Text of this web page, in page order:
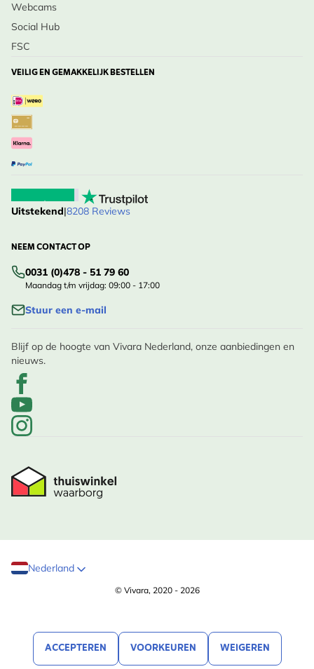
ACCEPTEREN VOORKEUREN WEIGEREN
Webcams
Social Hub
FSC
VEILIG EN GEMAKKELIJK BESTELLEN
Uitstekend|8208 Reviews
NEEM CONTACT OP
0031 (0)478 - 51 79 60
Maandag t/m vrijdag: 09:00 - 17:00
Stuur een e-mail
Blijf op de hoogte van Vivara Nederland, onze aanbiedingen en
nieuws.
Nederland
© Vivara, 2020 - 2026